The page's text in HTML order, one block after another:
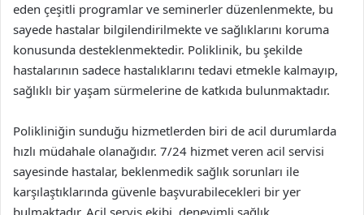
eden çeşitli programlar ve seminerler düzenlenmekte, bu
sayede hastalar bilgilendirilmekte ve sağlıklarını koruma
konusunda desteklenmektedir. Poliklinik, bu şekilde
hastalarının sadece hastalıklarını tedavi etmekle kalmayıp,
sağlıklı bir yaşam sürmelerine de katkıda bulunmaktadır.
Polikliniğin sunduğu hizmetlerden biri de acil durumlarda
hızlı müdahale olanağıdır. 7/24 hizmet veren acil servisi
sayesinde hastalar, beklenmedik sağlık sorunları ile
karşılaştıklarında güvenle başvurabilecekleri bir yer
bulmaktadır. Acil servis ekibi, deneyimli sağlık